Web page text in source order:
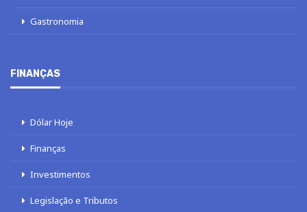
Gastronomia
FINANÇAS
Dólar Hoje
Finanças
Investimentos
Legislação e Tributos